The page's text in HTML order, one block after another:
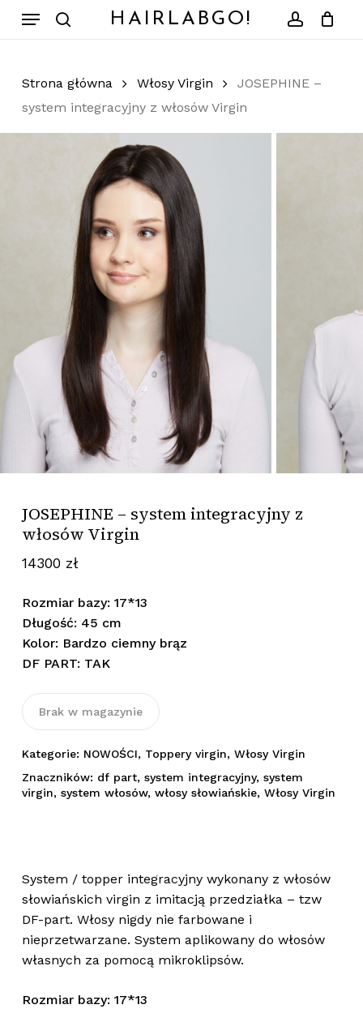
HAIRLABGO!
Menu
Strona główna Włosy Virgin
JOSEPHINE –
system integracyjny z włosów Virgin
JOSEPHINE – system integracyjny z
włosów Virgin
14300 zł
Rozmiar bazy: 17*13
Długość: 45 cm
Kolor: Bardzo ciemny brąz
DF PART: TAK
Brak w magazynie
Kategorie: NOWOŚCI, Toppery virgin, Włosy Virgin
Znaczników: df part, system integracyjny, system
virgin, system włosów, włosy słowiańskie, Włosy Virgin
System / topper integracyjny wykonany z włosów
słowiańskich virgin z imitacją przedziałka – tzw
DF-part. Włosy nigdy nie farbowane i
nieprzetwarzane. System aplikowany do włosów
własnych za pomocą mikroklipsów.
Rozmiar bazy: 17*13